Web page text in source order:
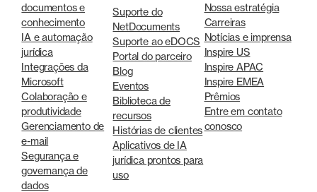
documentos e
conhecimento
IA e automação
jurídica
Integrações da
Microsoft
Colaboração e
produtividade
Gerenciamento de
e-mail
Segurança e
governança de
dados
Suporte do
NetDocuments
Suporte ao eDOCS
Portal do parceiro
Blog
Eventos
Biblioteca de
recursos
Histórias de clientes
Aplicativos de IA
jurídica prontos para
uso
Nossa estratégia
Carreiras
Notícias e imprensa
Inspire US
Inspire APAC
Inspire EMEA
Prêmios
Entre em contato
conosco